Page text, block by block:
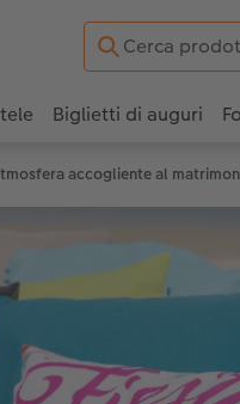
Biglietti di auguri
accogliente al